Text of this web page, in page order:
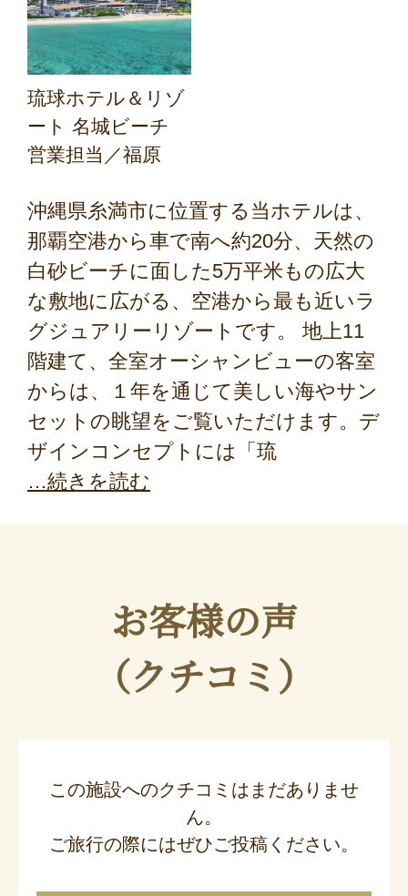
琉球ホテル＆リゾ
ート 名城ビーチ
営業担当／福原
沖縄県糸満市に位置する当ホテルは、
那覇空港から車で南へ約20分、天然の
白砂ビーチに面した5万平米もの広大
な敷地に広がる、空港から最も近いラ
グジュアリーリゾートです。 地上11
階建て、全室オーシャンビューの客室
からは、１年を通じて美しい海やサン
セットの眺望をご覧いただけます。デ
ザインコンセプトには「琉
続きを読む
お客様の声
（クチコミ）
この施設へのクチコミはまだありませ
ん。
ご旅行の際にはぜひご投稿ください。